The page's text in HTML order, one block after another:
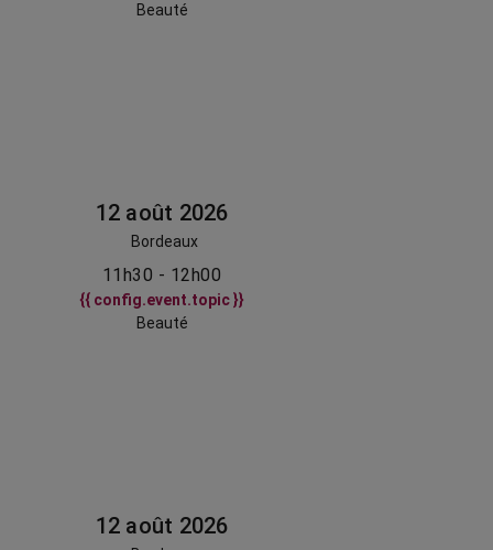
Beauté
12 août 2026
Bordeaux
11h30 - 12h00
{{ config.event.topic }}
Beauté
12 août 2026